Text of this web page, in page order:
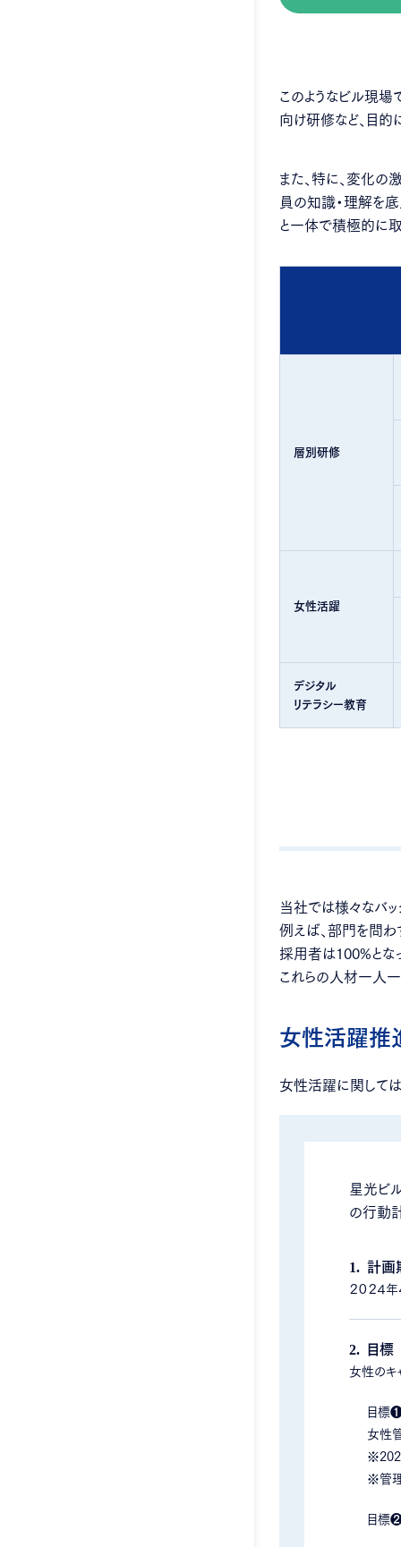
このようなビル現場
向け研修など、目的
また、特に、変化の
員の知識・理解を
と一体で積極的に
層別研修
女性活躍
デジタル
リテラシー教育
当社では様々なバッ
例えば、部門を問
採用者は100%とな
これらの人材一人一
女性活躍推
女性活躍に関して
星光ビ
の行動
計画
２０２４
目標
女性のキ
目標
女性
※管理
目標